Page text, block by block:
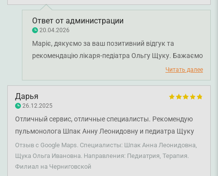
Ответ от администрации
20.04.2026
Маріє, дякуємо за ваш позитивний відгук та
рекомендацію лікаря-педіатра Ольгу Щуку. Бажаємо
Читать далее
Дарья
26.12.2025
Отличный сервис, отличные специалисты. Рекомендую
пульмонолога Шпак Анну Леонидовну и педиатра Щуку
Ольгу Ивановну.
Отзыв с Google Maps. Специалисты: Шпак Анна Леонидовна,
Щука Ольга Ивановна. Направления: Педиатрия, Терапия.
Филиал на Черниговской